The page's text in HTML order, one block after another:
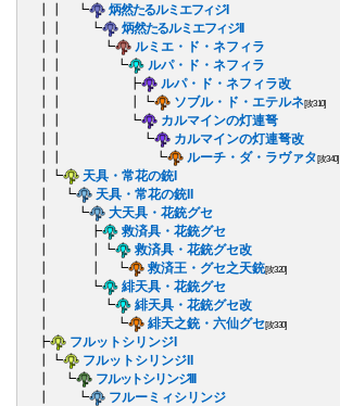
┃┃ ┗
炳然たるルミエフィジI
┃┃ ┗
炳然たるルミエフィジII
┃┃ ┗
ルミエ・ド・ネフィラ
┃┃ ┗
ルパ・ド・ネフィラ
┃┃ ┣
ルパ・ド・ネフィラ改
┃┃ ┃┗
ソブル・ド・エテルネ[攻310]
┃┃ ┗
カルマインの灯連弩
┃┃ ┗
カルマインの灯連弩改
┃┃ ┗
ルーチ・ダ・ラヴァタ[攻340]
┃┗
天具・常花の銃I
┃ ┗
天具・常花の銃II
┃ ┗
大天具・花銃グセ
┃ ┣
救済具・花銃グセ
┃ ┃┗
救済具・花銃グセ改
┃ ┃ ┗
救済王・グセ之天銃[攻320]
┃ ┗
緋天具・花銃グセ
┃ ┗
緋天具・花銃グセ改
┃ ┗
緋天之銃・六仙グセ[攻330]
┣
フルットシリンジI
┃┗
フルットシリンジII
┃ ┗
フルットシリンジIII
┃ ┗
フルーミィシリンジ